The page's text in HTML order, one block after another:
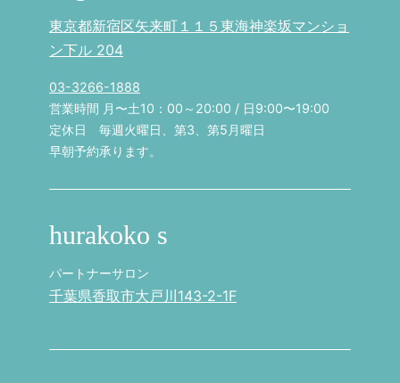
東京都新宿区矢来町１１５東海神楽坂マンショ
ン下ル 204
03-3266-1888
営業時間 月〜土10：00～20:00 / 日9:00〜19:00
定休日 毎週火曜日、第3、第5月曜日
早朝予約承ります。
hurakoko s
パートナーサロン
千葉県香取市大戸川143-2-1F